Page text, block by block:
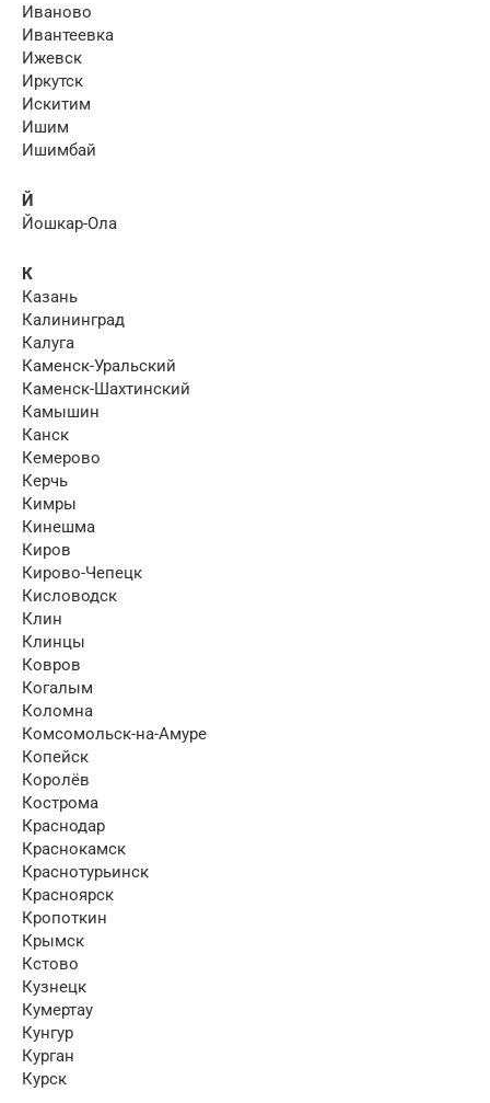
Иваново
Ивантеевка
Ижевск
Иркутск
Искитим
Ишим
Ишимбай
Й
Йошкар-Ола
К
Казань
Калининград
Калуга
Каменск-Уральский
Каменск-Шахтинский
Камышин
Канск
Кемерово
Керчь
Кимры
Кинешма
Киров
Кирово-Чепецк
Кисловодск
Клин
Клинцы
Ковров
Когалым
Коломна
Комсомольск-на-Амуре
Копейск
Королёв
Кострома
Краснодар
Краснокамск
Краснотурьинск
Красноярск
Кропоткин
Крымск
Кстово
Кузнецк
Кумертау
Кунгур
Курган
Курск